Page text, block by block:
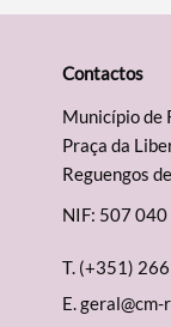
Contactos
Município de
Praça da
Reguengos
NIF: 507
T. (+351)
E.geral@cm-